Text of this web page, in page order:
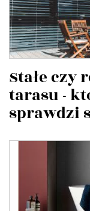
Stałe czy
tarasu -
sprawdzi